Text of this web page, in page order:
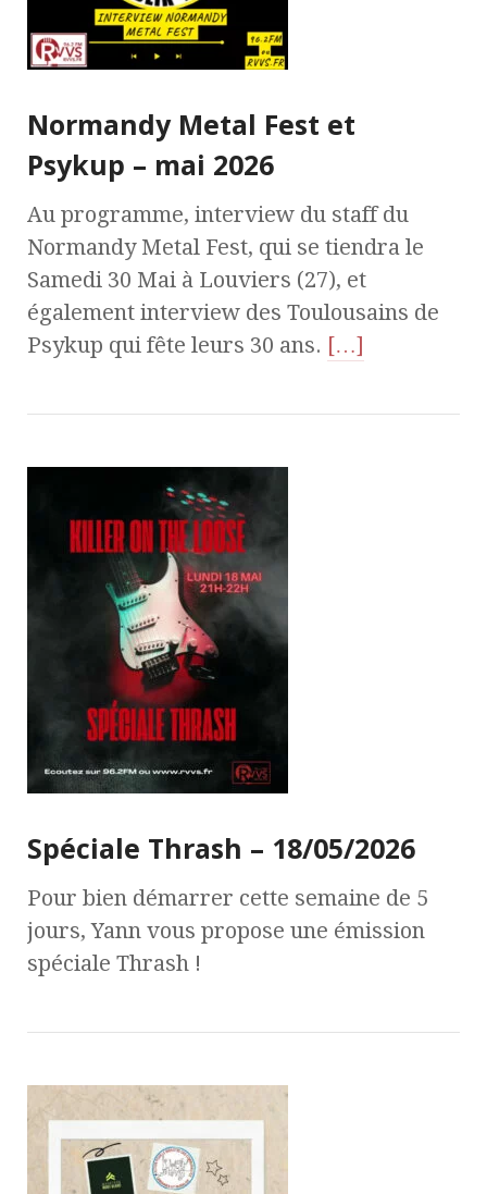
Normandy Metal Fest et
Psykup – mai 2026
Au programme, interview du staff du
Normandy Metal Fest, qui se tiendra le
Samedi 30 Mai à Louviers (27), et
également interview des Toulousains de
Psykup qui fête leurs 30 ans. […]
Spéciale Thrash – 18/05/2026
Pour bien démarrer cette semaine de 5
jours, Yann vous propose une émission
spéciale Thrash !